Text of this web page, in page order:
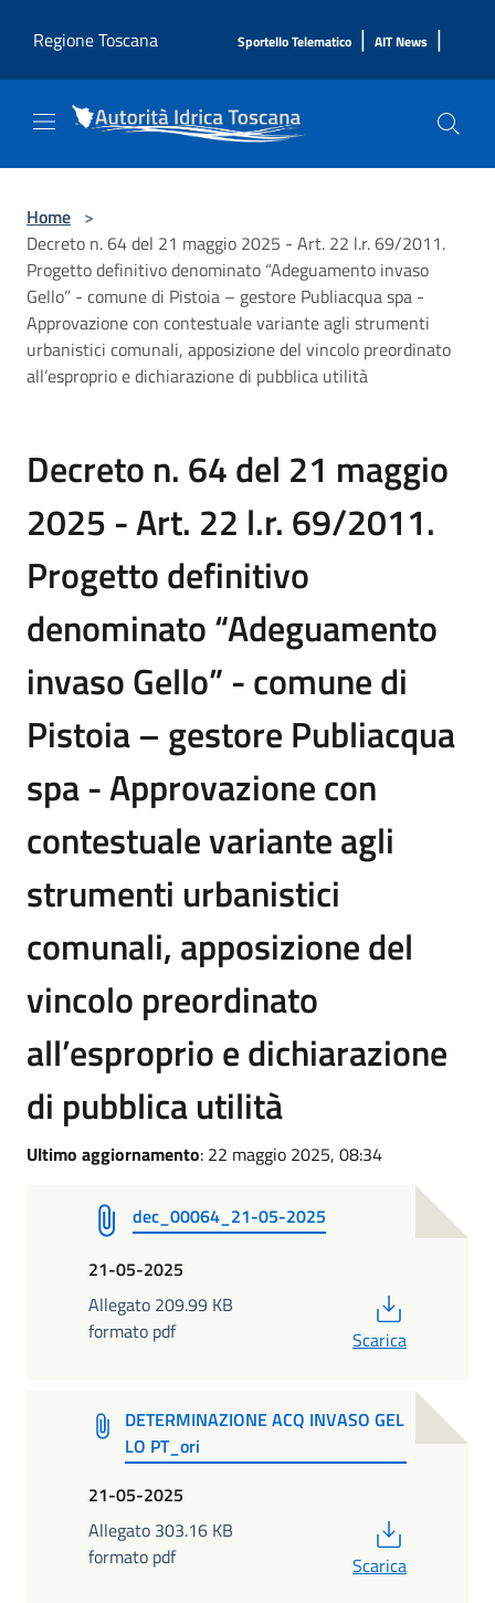
Regione Toscana
Sportello Telematico | AIT News |
Home >
Decreto n. 64 del 21 maggio 2025 - Art. 22 l.r. 69/2011.
Progetto definitivo denominato “Adeguamento invaso
Gello” - comune di Pistoia – gestore Publiacqua spa -
Approvazione con contestuale variante agli strumenti
urbanistici comunali, apposizione del vincolo preordinato
all’esproprio e dichiarazione di pubblica utilità
Decreto n. 64 del 21 maggio
2025 - Art. 22 l.r. 69/2011.
Progetto definitivo
denominato “Adeguamento
invaso Gello” - comune di
Pistoia – gestore Publiacqua
spa - Approvazione con
contestuale variante agli
strumenti urbanistici
comunali, apposizione del
vincolo preordinato
all’esproprio e dichiarazione
di pubblica utilità
Ultimo aggiornamento: 22 maggio 2025, 08:34
dec_00064_21-05-2025
21-05-2025
Allegato 209.99 KB
formato pdf
Scarica
DETERMINAZIONE ACQ INVASO GEL
LO PT_ori
21-05-2025
Allegato 303.16 KB
formato pdf
Scarica